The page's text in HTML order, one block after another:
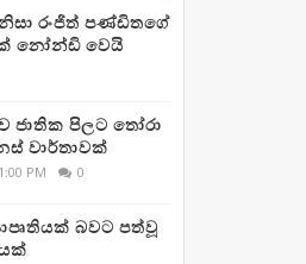
රංජිත් පණ්ඩිතගේ
නෝන්ඩි වෙයි
ජාතික පිලට තෝරා
වාර්තාවක්
PM 0
බවට පත්වූ